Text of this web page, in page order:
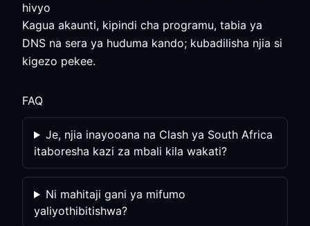
hivyo
Kagua akaunti, kipindi cha programu, tabia ya
DNS na sera ya huduma kando; kubadilisha njia si
kigezo pekee.
FAQ
Je, njia inayooana na Clash ya South Africa
itaboresha kazi za mbali kila wakati?
Ni mahitaji gani ya mifumo
yaliyothibitishwa?